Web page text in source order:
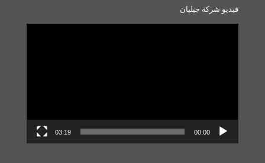
فيديو شركة جيليان
00:00
03:19